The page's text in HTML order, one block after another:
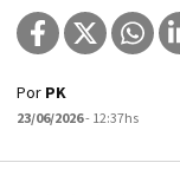
Por PK
23/06/2026- 12:37hs